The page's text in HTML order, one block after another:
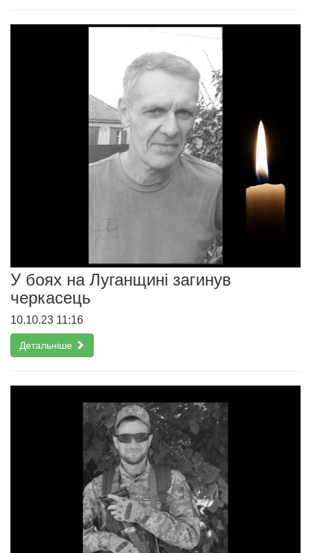
У боях на Луганщині загинув
черкасець
10.10.23 11:16
Детальніше